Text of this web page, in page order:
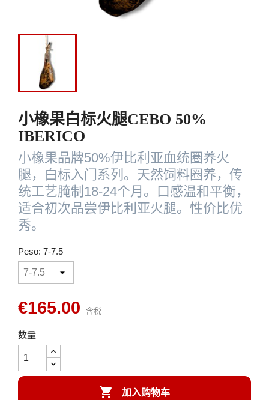
小橡果白标火腿CEBO 50%
IBERICO
小橡果品牌50%伊比利亚血统圈养火
腿，白标入门系列。天然饲料圈养，传
统工艺腌制18-24个月。口感温和平衡，
适合初次品尝伊比利亚火腿。性价比优
秀。
Peso: 7-7.5
€165.00 含税
数量
 加入购物车